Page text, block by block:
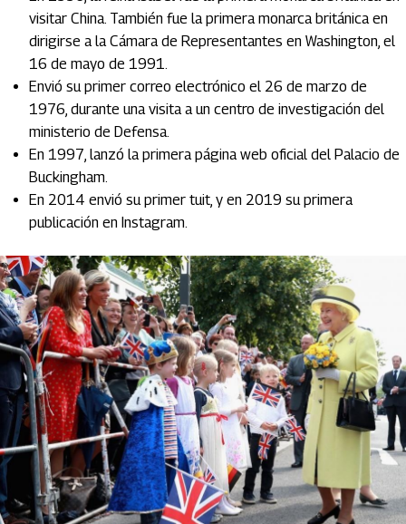
visitar China. También fue la primera monarca británica en
dirigirse a la Cámara de Representantes en Washington, el
16 de mayo de 1991.
Envió su primer correo electrónico el 26 de marzo de
1976, durante una visita a un centro de investigación del
ministerio de Defensa.
En 1997, lanzó la primera página web oficial del Palacio de
Buckingham.
En 2014 envió su primer tuit, y en 2019 su primera
publicación en Instagram.